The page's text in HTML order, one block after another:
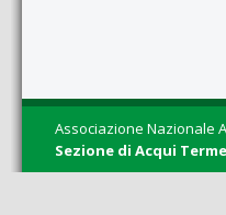
Associazione Nazionale
Sezione di Acqui Terme